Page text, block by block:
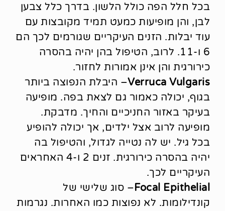
בכל חלל הפה כולל הלשון. בדרך כלל צבען
לבן, והן מופיעות כמעט תמיד מקובצות עם
עוד יבלות. הזנים העיקריים שגורמים לכך הם
6 ו-11. לרוב, הטיפול בהן יהיה בהסרה
כירורגית והן אינן אמורות לחזור.
Verruca Vulgaris– היבלת הנפוצה ביותר
בגוף, יכולה כאמור גם לצאת בפה. מופיעה
בעיקר באזור החניכיים והחיך. מדבקת.
מופיעה לרוב אצל ילדים, אך יכולה להופיע
בכל גיל. יש לה נטייה לגדול, והטיפול בה
יהיה בהסרה כירורגית. זנים 2 ו-4 האחראים
העיקריים לכך.
Focal Epithelial– סוג שלישי של
קונדילומות. לא נפוצות כמו האחרות. נגרמות